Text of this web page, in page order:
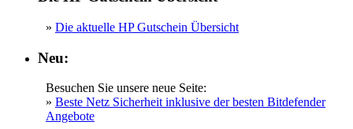
» Die aktuelle HP Gutschein Übersicht
Neu:
Besuchen Sie unsere neue Seite:
» Beste Netz Sicherheit inklusive der besten Bitdefender
Angebote